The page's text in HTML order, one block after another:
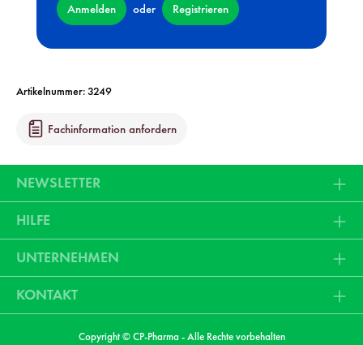
Anmelden oder Registrieren
Artikelnummer:3249
Fachinformation anfordern
NEWSLETTER
HILFE
UNTERNEHMEN
KONTAKT
Copyright © CP-Pharma - Alle Rechte vorbehalten